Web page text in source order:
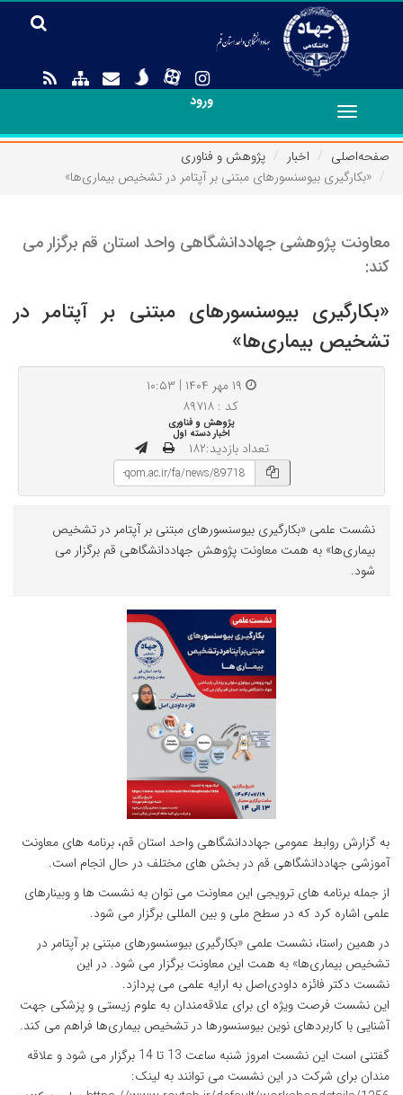
ورود
Toggle
navigation
صفحه‌اصلی
اخبار
پژوهش و فناوری
«بکارگیری بیوسنسورهای مبتنی بر آپتامر در تشخیص بیماری‌ها»
معاونت پژوهشی جهاددانشگاهی واحد استان قم برگزار می
کند:
«بکارگیری بیوسنسورهای مبتنی بر آپتامر در
تشخیص بیماری‌ها»
کد : ۸۹۷۱۸
پژوهش و فناوری
اخبار دسته اول
تعداد بازدید:۱۸۲
نشست علمی «بکارگیری بیوسنسورهای مبتنی بر آپتامر در تشخیص
بیماری‌ها» به همت معاونت پژوهش جهاددانشگاهی قم برگزار می
شود.
به گزارش روابط عمومی جهاددانشگاهی واحد استان قم، برنامه های معاونت
آموزشی جهاددانشگاهی قم در بخش های مختلف در حال انجام است.
از جمله برنامه های ترویجی این معاونت می توان به نشست ها و وبینارهای
علمی اشاره کرد که در سطح ملی و بین المللی برگزار می شود.
در همین راستا، نشست علمی «بکارگیری بیوسنسورهای مبتنی بر آپتامر در
تشخیص بیماری‌ها» به همت این معاونت برگزار می شود. در این
نشست دکتر فائزه داودی‌اصل به ارایه علمی می پردازد.
این نشست فرصت ویژه ای برای علاقه‌مندان به علوم زیستی و پزشکی جهت
آشنایی با کاربردهای نوین بیوسنسورها در تشخیص بیماری‌ها فراهم می کند.
گفتنی است این نشست امروز شنبه ساعت 13 تا 14 برگزار می شود و علاقه
مندان برای شرکت در این نشست می توانند به لینک: